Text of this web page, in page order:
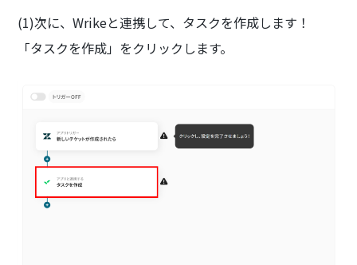
(1)次に、Wrikeと連携して、タスクを作成します！
「タスクを作成」をクリックします。